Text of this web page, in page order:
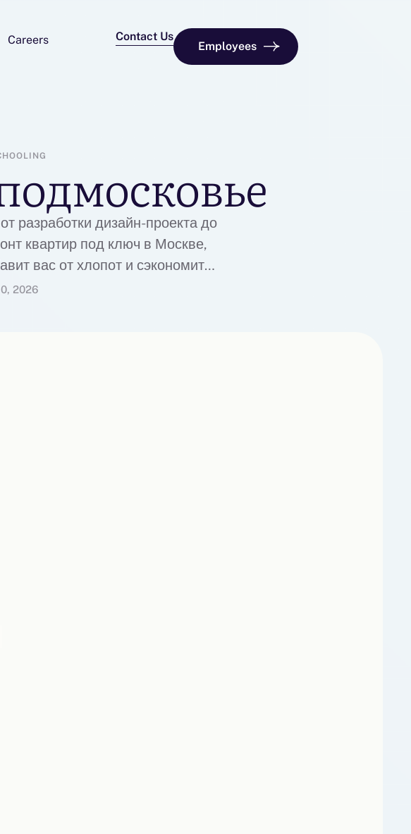
Careers Contact Us
Employees
разработки дизайн-проекта до
квартир под ключ в Москве,
вас от хлопот и сэкономит
Средняя цена ремонта
2026